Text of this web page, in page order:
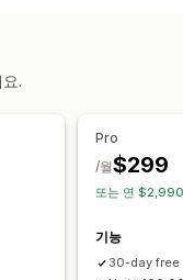
.
Pro
$299
/월
또는 연
기능
30-day free